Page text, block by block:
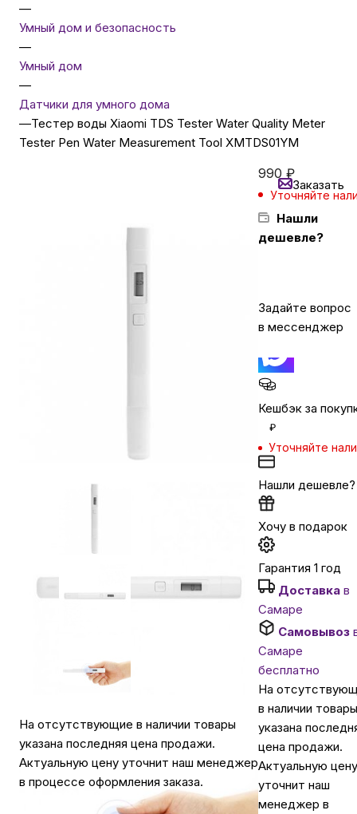
Товары для детей
ТВ и проекторы
Бытовая техника
Красота и здоровье
Умный дом и безопасность
Автомобильные аксессуары
Сервисный центр Apple в Самаре
Подарочные сертификаты
—
Умный дом и безопасность
—
Умный дом
—
Датчики для умного дома
—Тестер воды Xiaomi TDS Tester Water Quality Meter
Tester Pen Water Measurement Tool XMTDS01YM
На отсутствующие в наличии товары
указана последняя цена продажи.
Актуальную цену уточнит наш менеджер
в процессе оформления заказа.
990 ₽
Уточняйте
Нашли
дешевле?
Заказать
Задайте вопрос
в мессенджер
Кешбэк за
₽
Уточняйте
Нашли дешевле?
Хочу в подарок
Гарантия 1 год
Доставка в
Самаре
Самовывоз
Самаре
бесплатно
На
в наличии товары
указана
цена продажи.
Актуальную цену
уточнит наш
менеджер в